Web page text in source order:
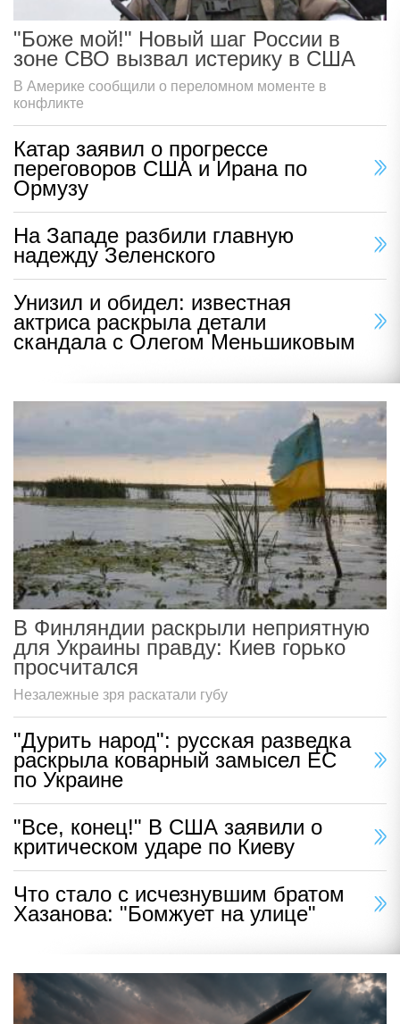
"Боже мой!" Новый шаг России в
зоне СВО вызвал истерику в США
В Америке сообщили о переломном моменте в
конфликте
Катар заявил о прогрессе
переговоров США и Ирана по
Ормузу
На Западе разбили главную
надежду Зеленского
Унизил и обидел: известная
актриса раскрыла детали
скандала с Олегом Меньшиковым
В Финляндии раскрыли неприятную
для Украины правду: Киев горько
просчитался
Незалежные зря раскатали губу
"Дурить народ": русская разведка
раскрыла коварный замысел ЕС
по Украине
"Все, конец!" В США заявили о
критическом ударе по Киеву
Что стало с исчезнувшим братом
Хазанова: "Бомжует на улице"